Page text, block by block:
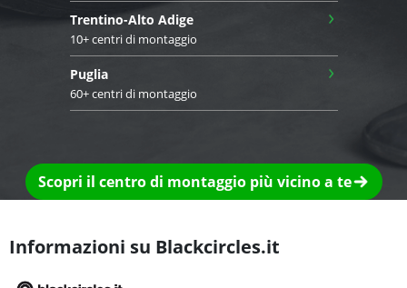
Trentino-Alto Adige
10+ centri di montaggio
›
Puglia
60+ centri di montaggio
›
Scopri il centro di montaggio più vicino a te
Informazioni su Blackcircles.it